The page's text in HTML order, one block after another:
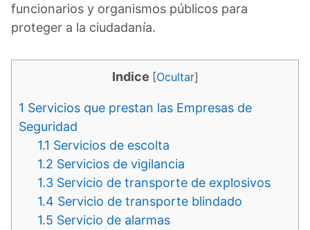
funcionarios y organismos públicos para
proteger a la ciudadanía.
Indice [Ocultar]
1 Servicios que prestan las Empresas de
Seguridad
1.1 Servicios de escolta
1.2 Servicios de vigilancia
1.3 Servicio de transporte de explosivos
1.4 Servicio de transporte blindado
1.5 Servicio de alarmas